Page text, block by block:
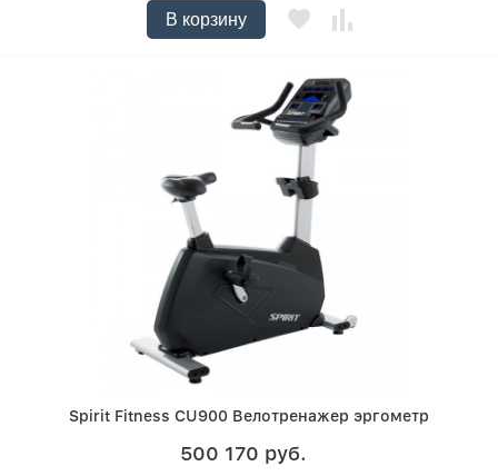
В корзину
Spirit Fitness CU900 Велотренажер эргометр
500 170 руб.